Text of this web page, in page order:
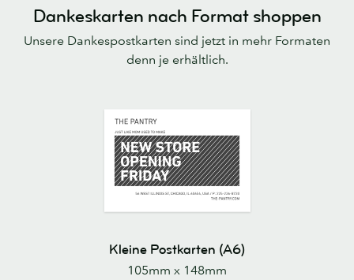
Dankeskarten nach Format shoppen
Unsere Dankespostkarten sind jetzt in mehr Formaten
denn je erhältlich.
Kleine Postkarten (A6)
105mm x 148mm